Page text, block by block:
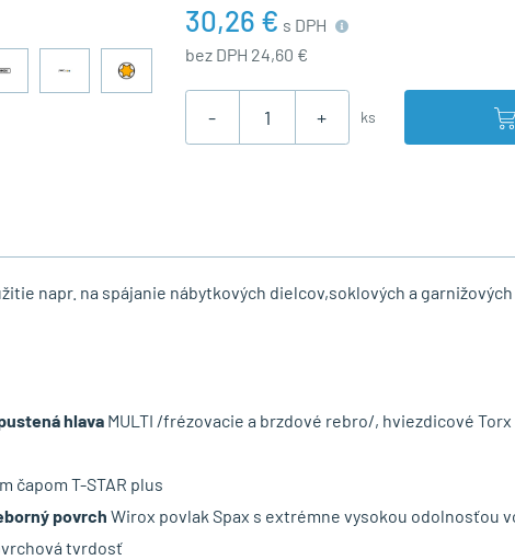
30,26 € s DPH
bez DPH 24,60 €
- + ks
napr. na spájanie nábytkových dielcov,soklových a garnižových
hlavaMULTI /frézovacie a brzdové rebro/, hviezdicové
čapom T-STAR plus
povrch Wirox povlak Spax s extrémne vysokou odolnosťou
tvrdosť